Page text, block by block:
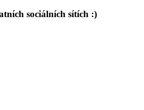
sociálních sítích :)